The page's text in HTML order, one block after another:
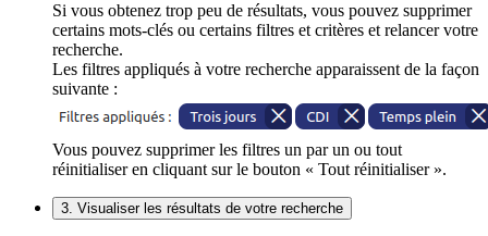
Si vous obtenez trop peu de résultats, vous pouvez supprimer
certains mots-clés ou certains filtres et critères et relancer votre
recherche.
Les filtres appliqués à votre recherche apparaissent de la façon
suivante :
Vous pouvez supprimer les filtres un par un ou tout
réinitialiser en cliquant sur le bouton « Tout réinitialiser ».
3. Visualiser les résultats de votre recherche